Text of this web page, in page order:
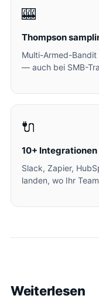
🎰
Thompson
Multi-Armed-
— auch bei SMB-
🔌
10+ Integrationen
Slack, Zapier,
landen, wo Ihr
Weiterlesen